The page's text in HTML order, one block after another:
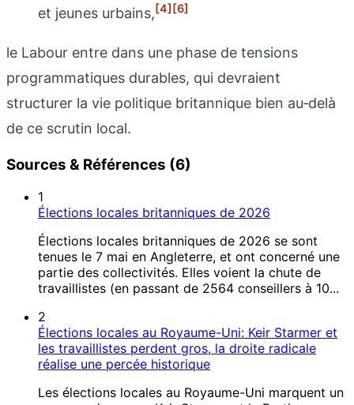
et jeunes urbains,[4][6]
le Labour entre dans une phase de tensions
programmatiques durables, qui devraient
structurer la vie politique britannique bien au‑delà
de ce scrutin local.
Sources & Références (6)
1
Élections locales britanniques de 2026
Élections locales britanniques de 2026 se sont
tenues le 7 mai en Angleterre, et ont concerné une
partie des collectivités. Elles voient la chute de
travaillistes (en passant de 2564 conseillers à 10...
2
Élections locales au Royaume-Uni: Keir Starmer et
les travaillistes perdent gros, la droite radicale
réalise une percée historique
Les élections locales au Royaume-Uni marquent un